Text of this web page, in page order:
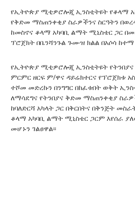
የኢትዮጵያ ሚቲዎሮሎጂ ኢንስቲትዩት የቆላማ
የቅድመ ማስጠንቀቂያ ስራዎችንና ስርዓትን
ከመስኖና ቆላማ አካባቢ ልማት ሚኒስቴር ጋር
ፕሮጀክት በቤንሻንጉል ጉሙዝ ክልል በአሶሳ ከተማ
የኢትዮጵያ ሚቲዎሮሎጂ ኢንስቲትዩት
ምርምር ዘርፍ ም/ዋና ዳይሬክተርና የፕሮጀክቱ
ተሾመ መድረኩን በንግግር በከፈቱበት ወቅት
ለማሳደግና የትንበያና ቅድመ ማስጠንቀቂያ
ከባለድርሻ አካላት ጋር በቅርበትና በቅንጅት
ቆላማ አካባቢ ልማት ሚኒስቴር ጋርም እየሰራ
መሆኑን ገልፀዋል፡፡